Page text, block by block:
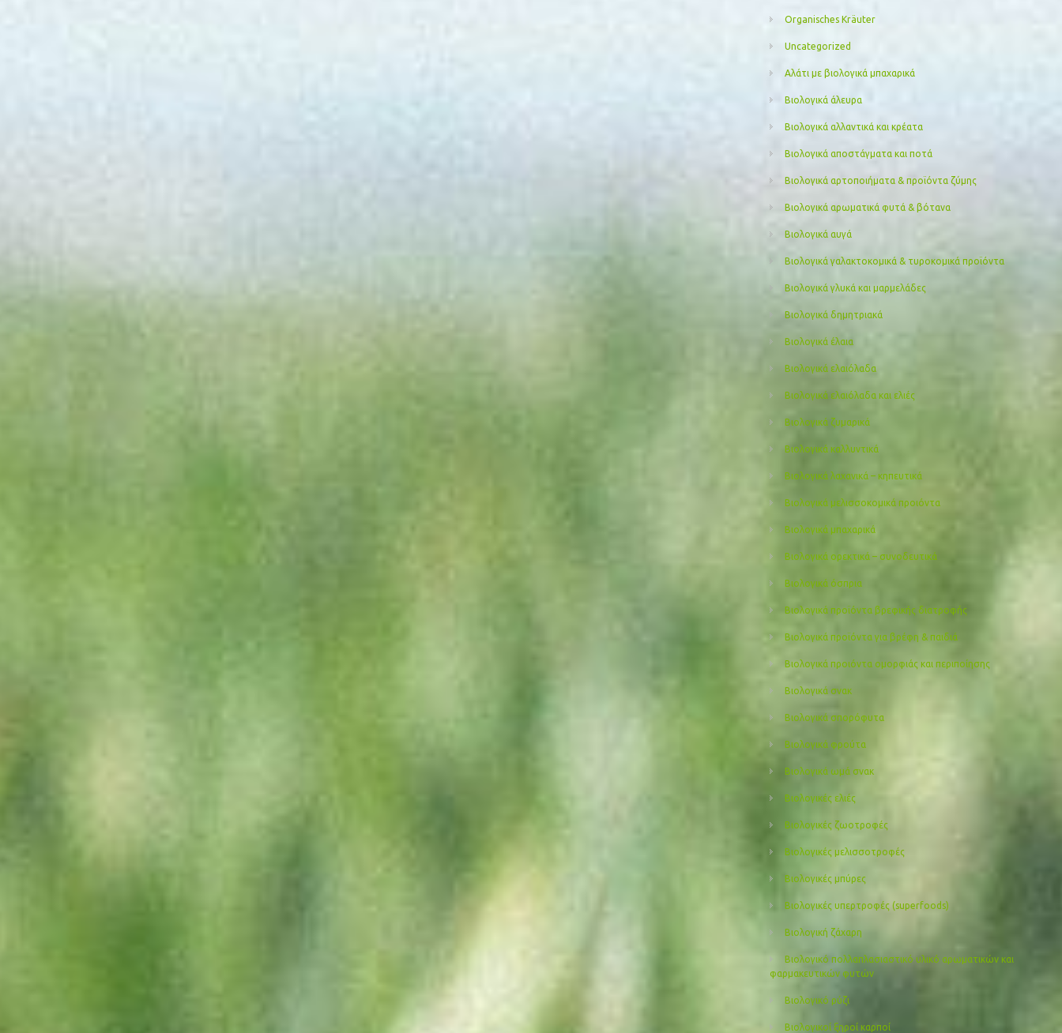
Organisches Kräuter
Uncategorized
Αλάτι με βιολογικά μπαχαρικά
Βιολογικά άλευρα
Βιολογικά αλλαντικά και κρέατα
Βιολογικά αποστάγματα και ποτά
Βιολογικά αρτοποιήματα & προϊόντα ζύμης
Βιολογικά αρωματικά φυτά & βότανα
Βιολογικά αυγά
Βιολογικά γαλακτοκομικά & τυροκομικά προϊόντα
Βιολογικά γλυκά και μαρμελάδες
Βιολογικά δημητριακά
Βιολογικά έλαια
Βιολογικά ελαιόλαδα
Βιολογικά ελαιόλαδα και ελιές
Βιολογικά ζυμαρικά
Βιολογικά καλλυντικά
Βιολογικά λαχανικά – κηπευτικά
Βιολογικά μελισσοκομικά προιόντα
Βιολογικά μπαχαρικά
Βιολογικά ορεκτικά – συνοδευτικά
Βιολογικά όσπρια
Βιολογικά προϊόντα βρεφικής διατροφής
Βιολογικά προϊόντα για βρέφη & παιδιά
Βιολογικά προιόντα ομορφιάς και περιποίησης
Βιολογικά σνακ
Βιολογικά σπορόφυτα
Βιολογικά φρούτα
Βιολογικά ωμά σνακ
Βιολογικές ελιές
Βιολογικές ζωοτροφές
Βιολογικές μελισσοτροφές
Βιολογικές μπύρες
Βιολογικές υπερτροφές (superfoods)
Βιολογική ζάχαρη
Βιολογικό πολλαπλασιαστικό υλικό αρωματικών και
φαρμακευτικών φυτών
Βιολογικό ρύζι
Βιολογικοί ξηροί καρποί